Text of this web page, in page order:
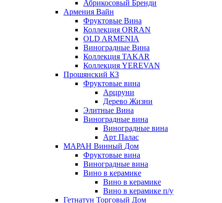
Абрикосовый Бренди
Армения Вайн
Фруктовые Вина
Коллекция ORRAN
OLD ARMENIA
Виноградные Вина
Коллекция TAKAR
Коллекция YEREVAN
Прошянский КЗ
Фруктовые вина
Арцруни
Дерево Жизни
Элитные Вина
Виноградные вина
Виноградные вина
Арт Палас
МАРАН Винный Дом
Фруктовые вина
Виноградные вина
Вино в керамике
Вино в керамике
Вино в керамике п/у
Гетнатун Торговый Дом